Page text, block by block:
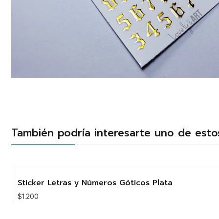
También podría interesarte uno de
Sticker Letras y Números Góticos Plata
$1.200